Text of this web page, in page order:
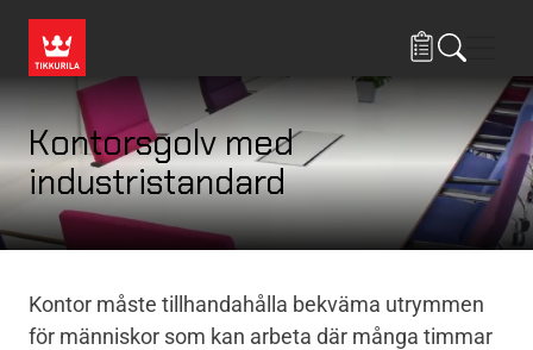
Kontorsgolv med
industristandard
Kontor måste tillhandahålla bekväma utrymmen
för människor som kan arbeta där många timmar